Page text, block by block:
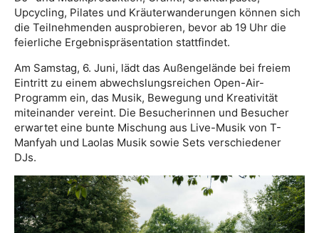
Upcycling, Pilates und Kräuterwanderungen können sich
die Teilnehmenden ausprobieren, bevor ab 19 Uhr die
feierliche Ergebnispräsentation stattfindet.
Am Samstag, 6. Juni, lädt das Außengelände bei freiem
Eintritt zu einem abwechslungsreichen Open-Air-
Programm ein, das Musik, Bewegung und Kreativität
miteinander vereint. Die Besucherinnen und Besucher
erwartet eine bunte Mischung aus Live-Musik von T-
Manfyah und Laolas Musik sowie Sets verschiedener
DJs.